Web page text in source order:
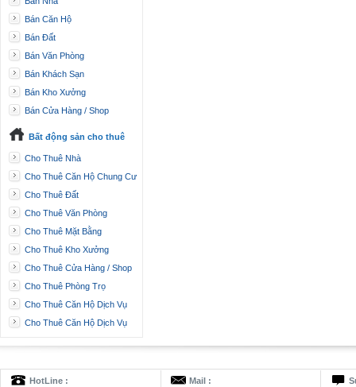
Bán Căn Hộ
Bán Đất
Bán Văn Phòng
Bán Khách Sạn
Bán Kho Xưởng
Bán Cửa Hàng / Shop
Bất động sản cho thuê
Cho Thuê Nhà
Cho Thuê Căn Hộ Chung Cư
Cho Thuê Đất
Cho Thuê Văn Phòng
Cho Thuê Mặt Bằng
Cho Thuê Kho Xưởng
Cho Thuê Cửa Hàng / Shop
Cho Thuê Phòng Trọ
Cho Thuê Căn Hộ Dịch Vụ
Cho Thuê Căn Hộ Dịch Vụ
HotLine : Mail :